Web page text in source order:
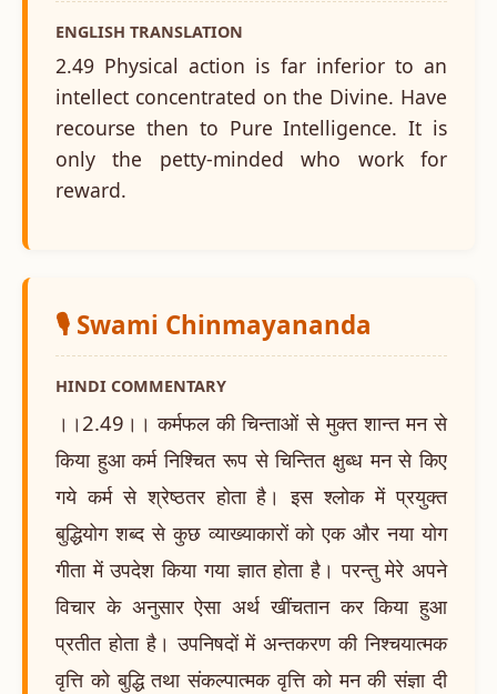
ENGLISH TRANSLATION
2.49 Physical action is far inferior to an
intellect concentrated on the Divine. Have
recourse then to Pure Intelligence. It is
only the petty-minded who work for
reward.
🎙️ Swami Chinmayananda
HINDI COMMENTARY
।।2.49।। कर्मफल की चिन्ताओं से मुक्त शान्त मन से
किया हुआ कर्म निश्चित रूप से चिन्तित क्षुब्ध मन से किए
गये कर्म से श्रेष्ठतर होता है। इस श्लोक में प्रयुक्त
बुद्धियोग शब्द से कुछ व्याख्याकारों को एक और नया योग
गीता में उपदेश किया गया ज्ञात होता है। परन्तु मेरे अपने
विचार के अनुसार ऐसा अर्थ खींचतान कर किया हुआ
प्रतीत होता है। उपनिषदों में अन्तकरण की निश्चयात्मक
वृत्ति को बुद्धि तथा संकल्पात्मक वृत्ति को मन की संज्ञा दी